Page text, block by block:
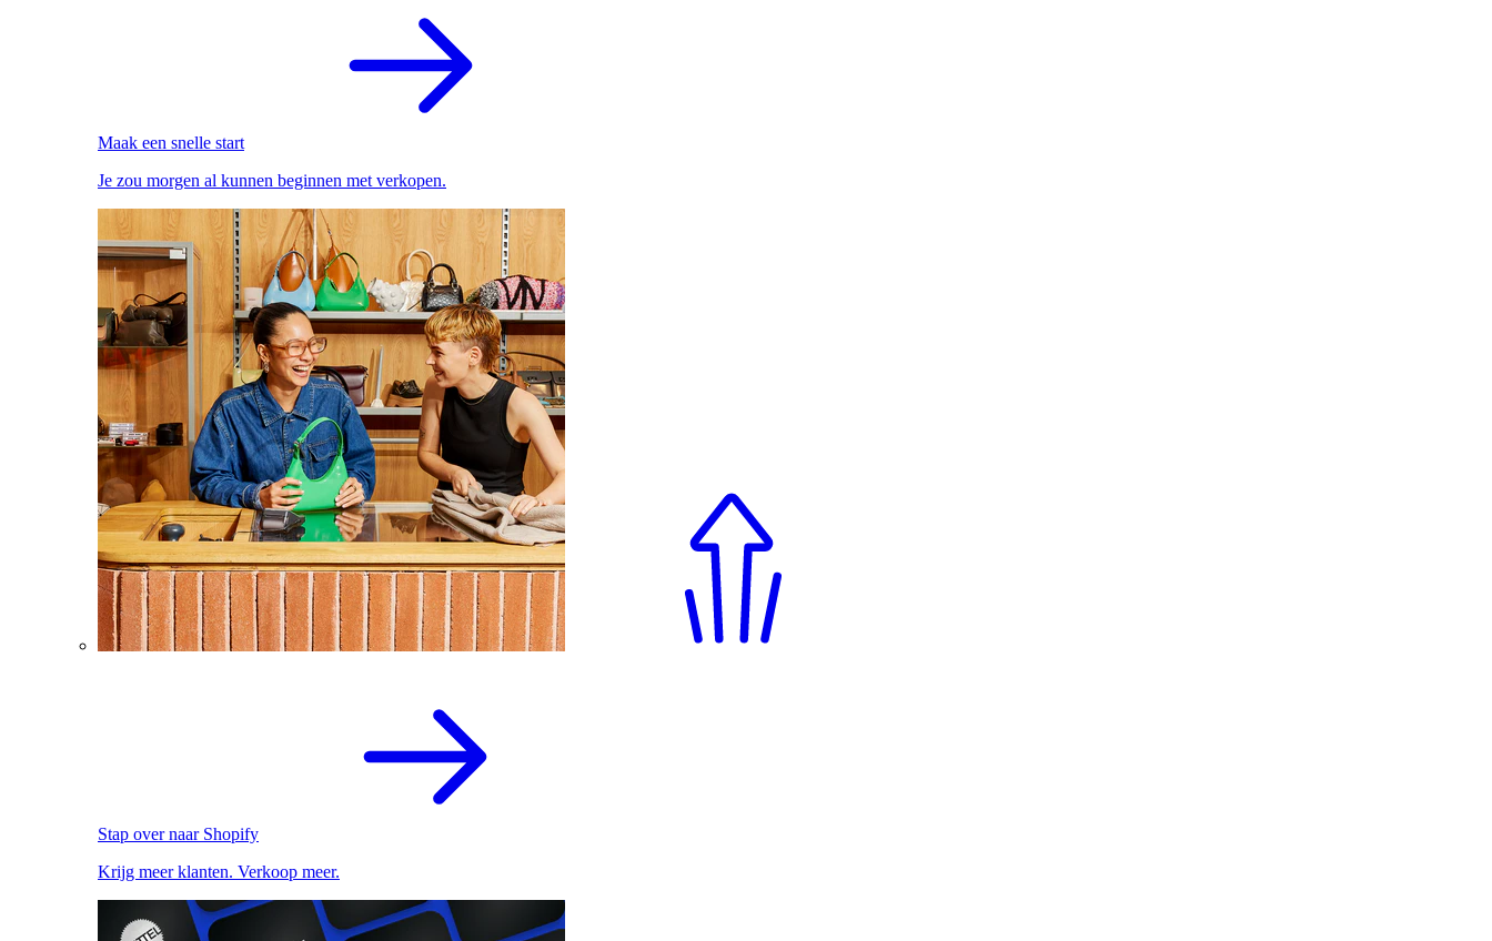
Maak een snelle start
Je zou morgen al kunnen beginnen met verkopen.
Stap over naar Shopify
Krijg meer klanten. Verkoop meer.